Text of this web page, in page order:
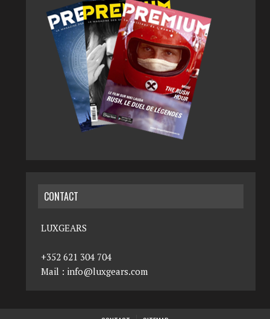
CONTACT
LUXGEARS
+352 621 304 704
Mail : info@luxgears.com